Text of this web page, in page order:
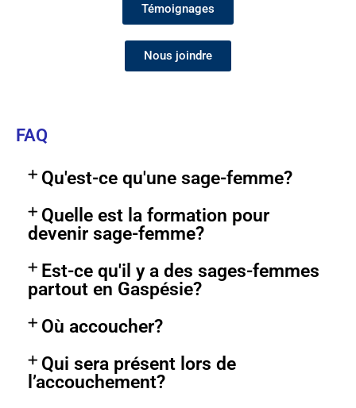
Témoignages
Nous joindre
FAQ
Qu'est-ce qu'une sage-femme?
Quelle est la formation pour
devenir sage-femme?
Est-ce qu'il y a des sages-femmes
partout en Gaspésie?
Où accoucher?
Qui sera présent lors de
l’accouchement?